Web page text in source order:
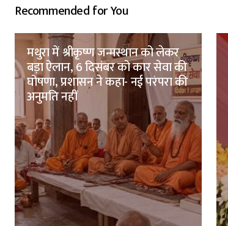
Recommended for You
मथुरा में श्रीकृष्ण जन्मस्थान को लेकर
बड़ा ऐलान, 6 दिसंबर को कार सेवा की
घोषणा, प्रशासन ने कहा- नई परंपरा की
अनुमति नहीं